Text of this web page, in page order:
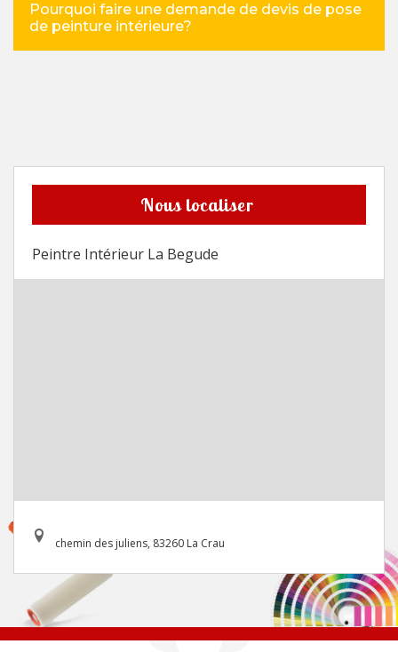
Pourquoi faire une demande de devis de pose
de peinture intérieure?
Nous localiser
Peintre Intérieur La Begude
chemin des juliens, 83260 La Crau